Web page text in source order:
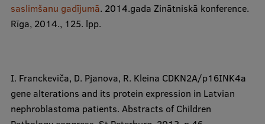
saslimšanu gadījumā. 2014.gada Zinātniskā konference.
Rīga, 2014., 125. lpp.
​I. Franckeviča, D. Pjanova, R. Kleina CDKN2A/p16INK4a
gene alterations and its protein expression in Latvian
nephroblastoma patients. Abstracts of Children